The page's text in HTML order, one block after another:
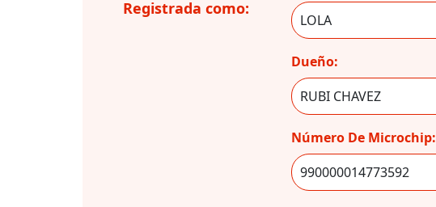
Registrada como:
Dueño:
Número De Microchip: